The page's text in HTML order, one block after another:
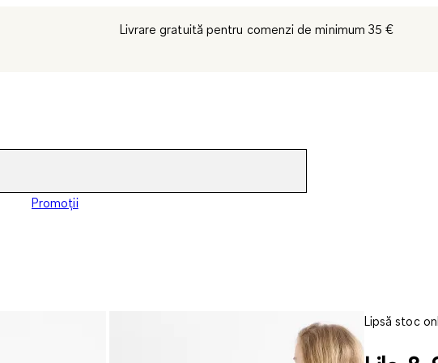
Livrare gratuită pentru comenzi de minimum 35 €
Promoții
Lipsă stoc